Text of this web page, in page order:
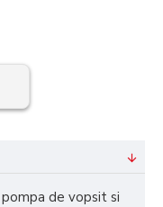
de vopsit si